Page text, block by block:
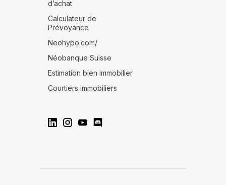
d’achat
Calculateur de
Prévoyance
Neohypo.com/
Néobanque Suisse
Estimation bien immobilier
Courtiers immobiliers